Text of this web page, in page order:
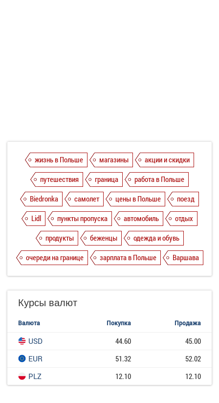
жизнь в Польше магазины
акции и скидки
путешествия
граница
работа в Польше
Biedronka
самолет цены в Польше
поезд
Lidl
пункты пропуска автомобиль
отдых
продукты
беженцы
одежда и обувь
очереди на границе
зарплата в Польше Варшава
Курсы валют
Валюта Покупка Продажа
USD 44.60
45.00
EUR
51.32
52.02
PLZ
12.10 12.10